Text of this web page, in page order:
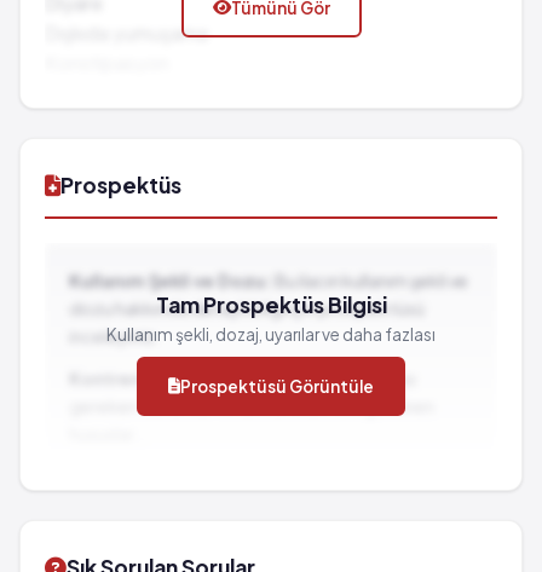
Dışkıda yumuşama
Tümünü Gör
Prospektüs
Kullanım Şekli ve Dozu:
Bu ilacın kullanım şekli ve
dozu hakkında detaylı bilgi için prospektüsü
inceleyiniz.
Kontrendikasyonlar:İlacın kullanılmaması
gereken durumlar ve dikkat edilmesi gereken
Tam Prospektüs Bilgisi
Kullanım şekli, dozaj, uyarılar ve daha fazlası
Prospektüsü Görüntüle